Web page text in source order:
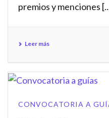
premios y menciones
Leer más
CONVOCATORIA A